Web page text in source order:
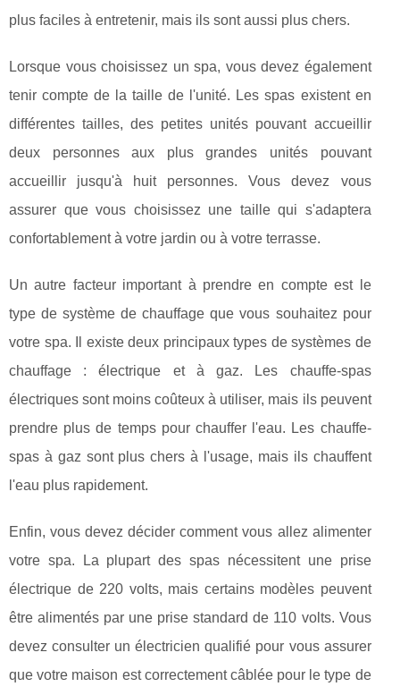
plus faciles à entretenir, mais ils sont aussi plus chers.
Lorsque vous choisissez un spa, vous devez également
tenir compte de la taille de l'unité. Les spas existent en
différentes tailles, des petites unités pouvant accueillir
deux personnes aux plus grandes unités pouvant
accueillir jusqu'à huit personnes. Vous devez vous
assurer que vous choisissez une taille qui s'adaptera
confortablement à votre jardin ou à votre terrasse.
Un autre facteur important à prendre en compte est le
type de système de chauffage que vous souhaitez pour
votre spa. Il existe deux principaux types de systèmes de
chauffage : électrique et à gaz. Les chauffe-spas
électriques sont moins coûteux à utiliser, mais ils peuvent
prendre plus de temps pour chauffer l'eau. Les chauffe-
spas à gaz sont plus chers à l'usage, mais ils chauffent
l'eau plus rapidement.
Enfin, vous devez décider comment vous allez alimenter
votre spa. La plupart des spas nécessitent une prise
électrique de 220 volts, mais certains modèles peuvent
être alimentés par une prise standard de 110 volts. Vous
devez consulter un électricien qualifié pour vous assurer
que votre maison est correctement câblée pour le type de